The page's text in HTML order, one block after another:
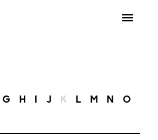
G H I J K L M N O